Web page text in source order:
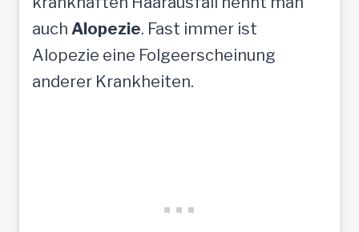
auch Alopezie. Fast immer ist
Alopezie eine Folgeerscheinung
anderer Krankheiten.